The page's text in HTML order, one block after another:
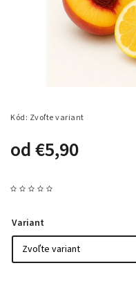
Kód: Zvoľte variant
od€5,90
Variant